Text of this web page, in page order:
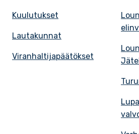
Kuulutukset
Lautakunnat
Viranhaltijapäätökset